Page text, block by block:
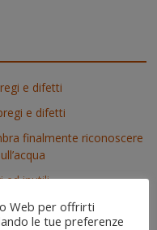
e difetti
e difetti
finalmente riconoscere
ed inutili
usati nei muri umidi
Web per offrirti
le tue preferenze